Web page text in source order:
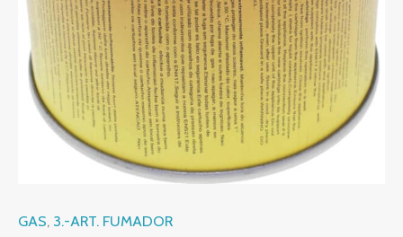
GAS, 3.-ART. FUMADOR